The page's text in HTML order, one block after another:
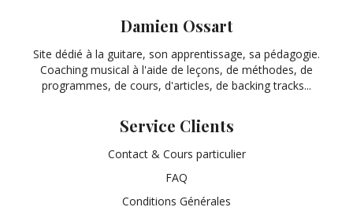
Damien Ossart
Site dédié à la guitare, son apprentissage, sa pédagogie.
Coaching musical à l'aide de leçons, de méthodes, de
programmes, de cours, d'articles, de backing tracks...
Service Clients
Contact & Cours particulier
FAQ
Conditions Générales